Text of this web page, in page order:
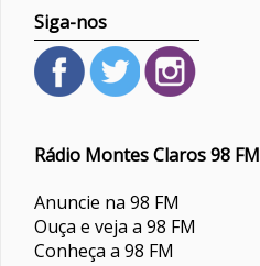
Siga-nos
Rádio Montes Claros 98 FM
Anuncie na 98 FM
Ouça e veja a 98 FM
Conheça a 98 FM